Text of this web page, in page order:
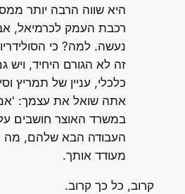
היא שווה הרבה יותר
רכבת העמק לכרמיאל,
נעשה. למה? כי
זה לא הגורם היחיד, ויש גם
כלכלי, עניין של תמריץ
אתה שואל את עצמך: 'אם
במשרד האוצר חושבים על
העבודה הבא שלהם, מה
מעודד אותך.
קרוב, כל כך קרוב.